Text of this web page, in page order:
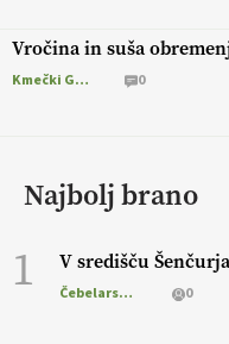
Vročina in suša
Kmečki Glas 0
Najbolj brano
1 V središču
Čebelarstvo 0